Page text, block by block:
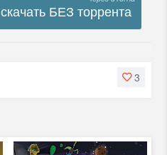
скачать БЕЗ торрента
3